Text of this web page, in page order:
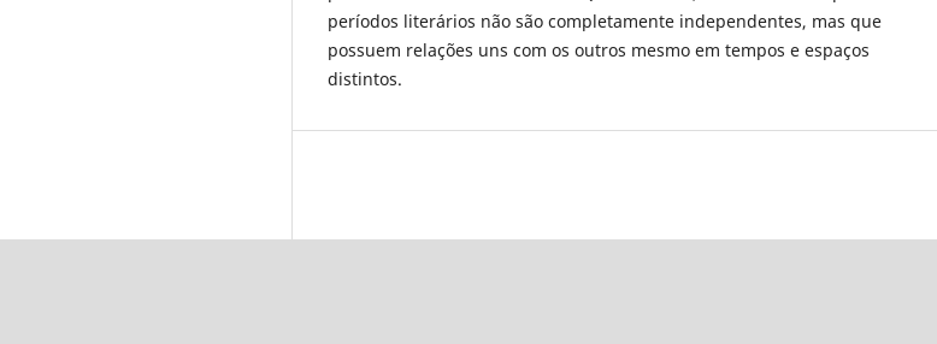
períodos literários não são completamente independentes, mas que
possuem relações uns com os outros mesmo em tempos e espaços
distintos.